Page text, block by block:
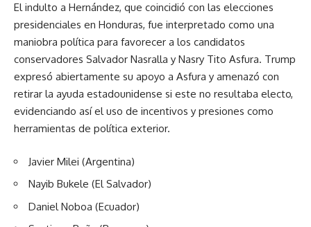
El indulto a Hernández, que coincidió con las elecciones
presidenciales en Honduras, fue interpretado como una
maniobra política para favorecer a los candidatos
conservadores Salvador Nasralla y Nasry Tito Asfura. Trump
expresó abiertamente su apoyo a Asfura y amenazó con
retirar la ayuda estadounidense si este no resultaba electo,
evidenciando así el uso de incentivos y presiones como
herramientas de política exterior.
Javier Milei (Argentina)
Nayib Bukele (El Salvador)
Daniel Noboa (Ecuador)